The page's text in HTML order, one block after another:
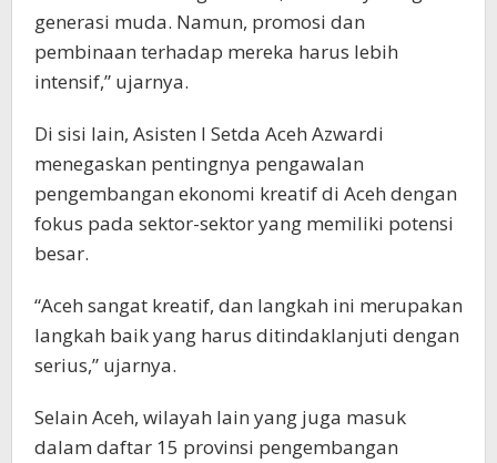
generasi muda. Namun, promosi dan
pembinaan terhadap mereka harus lebih
intensif,” ujarnya.
Di sisi lain, Asisten I Setda Aceh Azwardi
menegaskan pentingnya pengawalan
pengembangan ekonomi kreatif di Aceh dengan
fokus pada sektor-sektor yang memiliki potensi
besar.
“Aceh sangat kreatif, dan langkah ini merupakan
langkah baik yang harus ditindaklanjuti dengan
serius,” ujarnya.
Selain Aceh, wilayah lain yang juga masuk
dalam daftar 15 provinsi pengembangan